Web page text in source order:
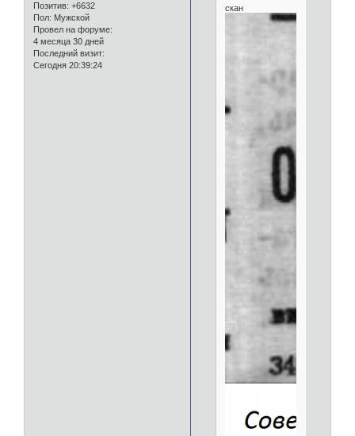
Позитив: +6632
Пол: Мужской
Провел на форуме:
4 месяца 30 дней
Последний визит:
Сегодня 20:39:24
скан